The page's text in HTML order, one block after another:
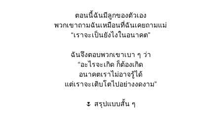
ตอนนี้ฉันมีลูกของตัวเอง
พวกเขาถามฉันเหมือนที่ฉันเคยถามแม่
“เราจะเป็นยังไงในอนาคต”
ฉันจึงตอบพวกเขาเบา ๆ ว่า
“อะไรจะเกิด ก็ต้องเกิด
อนาคตเราไม่อาจรู้ได้
ต่เราจะเติบโตไปอย่างงดงาม”
🌷 สรุปแบบสั้น ๆ